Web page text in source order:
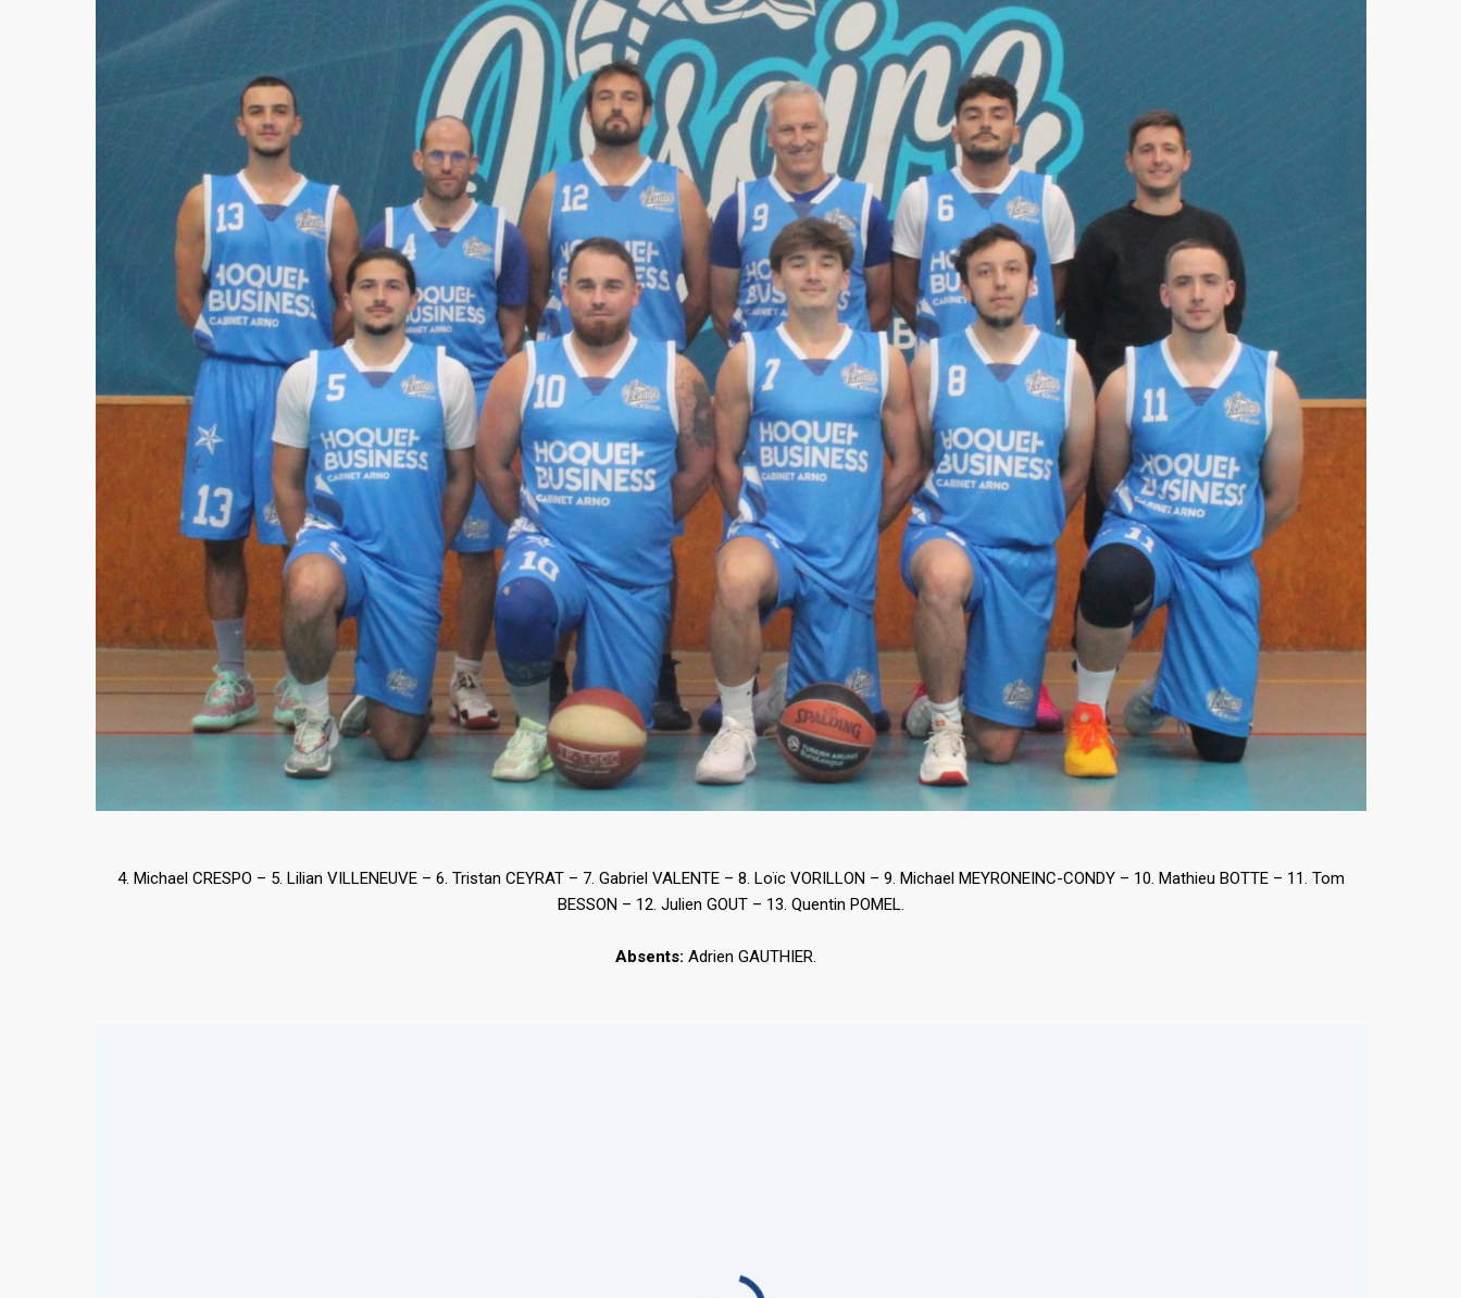
4. Michael CRESPO – 5. Lilian VILLENEUVE – 6. Tristan CEYRAT – 7. Gabriel VALENTE – 8. Loïc VORILLON – 9. Michael MEYRONEINC-CONDY – 10. Mathieu BOTTE – 11. Tom
BESSON – 12. Julien GOUT – 13. Quentin POMEL.
Absents: Adrien GAUTHIER.